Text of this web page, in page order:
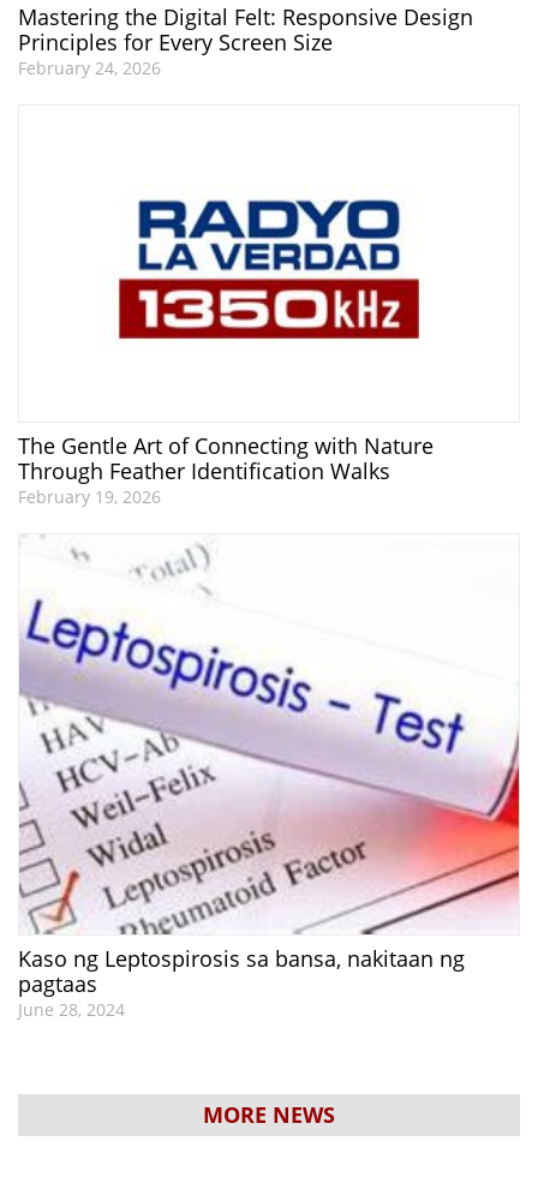
Mastering the Digital Felt: Responsive Design
Principles for Every Screen Size
February 24, 2026
The Gentle Art of Connecting with Nature
Through Feather Identification Walks
February 19, 2026
Kaso ng Leptospirosis sa bansa, nakitaan ng
pagtaas
June 28, 2024
MORE NEWS